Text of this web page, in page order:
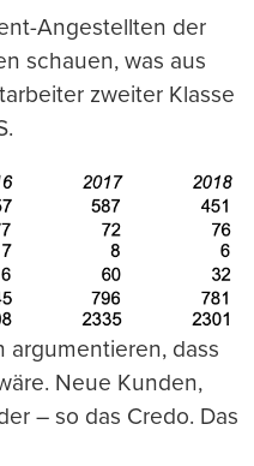
Angestellten der
schauen, was aus
zweiter Klasse
argumentieren, dass
Neue Kunden,
– so das Credo. Das